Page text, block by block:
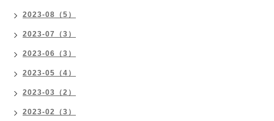
2023-08（5）
2023-07（3）
2023-06（3）
2023-05（4）
2023-03（2）
2023-02（3）